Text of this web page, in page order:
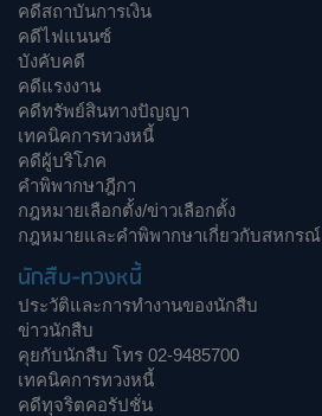
คดีสถาบันการเงิน
คดีไฟแนนซ์
บังคับคดี
คดีแรงงาน
คดีทรัพย์สินทางปัญญา
เทคนิคการทวงหนี้
คดีผู้บริโภค
คำพิพากษาฎีกา
กฎหมายเลือกตั้ง/ข่าวเลือกตั้ง
กฎหมายและคำพิพากษาเกี่ยวกับสหกรณ์
นักสืบ-ทวงหนี้
ประวัติและการทำงานของนักสืบ
ข่าวนักสืบ
คุยกับนักสืบ โทร 02-9485700
เทคนิคการทวงหนี้
คดีทุจริตคอรัปชั่น